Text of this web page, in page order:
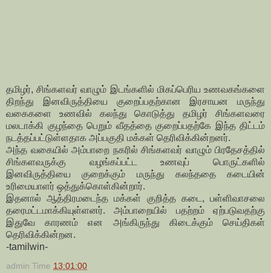
தமிழர், சிங்களவர் வாழும் இடங்களில் மிகப்பெரிய உணவகங்களை
திறந்து இனவிருத்தியை குறைப்பதற்கான இரசாயன மருந்து
வகைகளை உணவில் கலந்து கொடுத்து தமிழர் சிங்களவரை
மலடாக்கி குழந்தை பெறும் வீதத்தை குறைப்பதற்கே இந்த திட்டம்
நடத்தப்பட்டுள்ளதாக அப்பகுதி மக்கள் தெரிவிக்கின்றனர்.
அந்த வகையில் அம்பாறை நகரில் சிங்களவர் வாழும் பிரதேசத்தில்
சிங்களவருக்கு வழங்கப்பட்ட உணவுப் பொருட்களில்
இனவிருத்தியை குறைக்கும் மருந்து கலந்ததை கடையின்
உரிமையாளர் ஒத்துக்கொள்கின்றார்.
இதனால் ஆத்திரமடைந்த மக்கள் குறித்த கடை, பள்ளிவாசலை
தரைமட்டமாக்கியுள்ளனர். அம்பாறையில் பதற்றம் ஏற்படுவதற்கு
இதுவே காரணம் என அங்கிருந்து கிடைக்கும் செய்திகள்
தெரிவிக்கின்றன.
-tamilwin-
admin Time 13:01:00